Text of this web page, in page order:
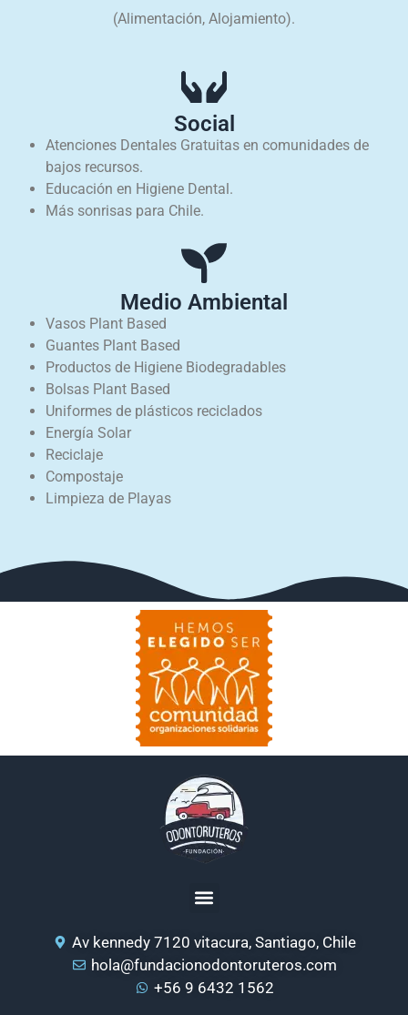
(Alimentación, Alojamiento).
Social
Atenciones Dentales Gratuitas en comunidades de
bajos recursos.
Educación en Higiene Dental.
Más sonrisas para Chile.
Medio Ambiental
Vasos Plant Based
Guantes Plant Based
Productos de Higiene Biodegradables
Bolsas Plant Based
Uniformes de plásticos reciclados
Energía Solar
Reciclaje
Compostaje
Limpieza de Playas
Av kennedy 7120 vitacura, Santiago, Chile
hola@fundacionodontoruteros.com
+56 9 6432 1562